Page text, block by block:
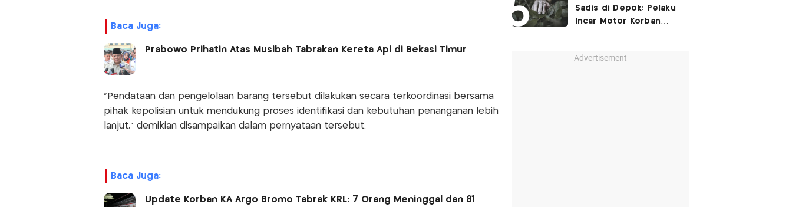
Baca Juga:
Prabowo Prihatin Atas Musibah Tabrakan Kereta Api di Bekasi Timur
"Pendataan dan pengelolaan barang tersebut dilakukan secara terkoordinasi bersama
pihak kepolisian untuk mendukung proses identifikasi dan kebutuhan penanganan lebih
lanjut," demikian disampaikan dalam pernyataan tersebut.
Baca Juga:
Update Korban KA Argo Bromo Tabrak KRL: 7 Orang Meninggal dan 81
Sadis di Depok: Pelaku
Incar Motor Korban
Advertisement